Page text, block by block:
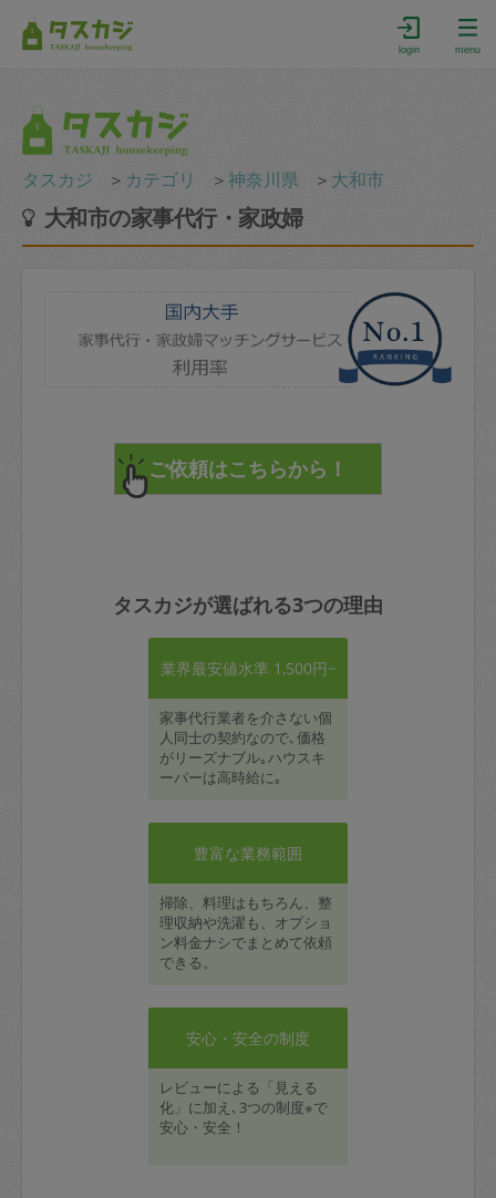
login menu
タスカジ ＞ カテゴリ ＞神奈川県 ＞ 大和市
大和市の家事代行・家政婦
タスカジが選ばれる3つの理由
業界最安値水準 1,500円~
家事代行業者を介さない個
人同士の契約なので､価格
がリーズナブル｡ハウスキ
ーパーは高時給に｡
豊富な業務範囲
掃除、料理はもちろん、整
理収納や洗濯も、オプショ
ン料金ナシでまとめて依頼
できる。
安心・安全の制度
レビューによる「見える
化」に加え､3つの制度※で
安心・安全！